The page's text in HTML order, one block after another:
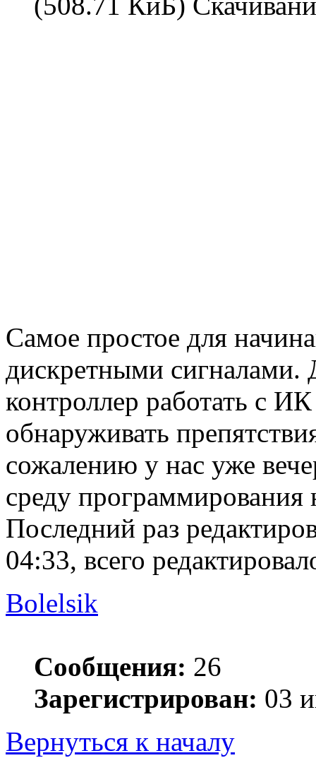
Самое простое для
дискретными сигналами.
контроллер работать с
обнаруживать
сожалению у нас уже
среду программирования
Последний раз
04:33, всего
Bolelsik
Сообщения: 26
Зарегистрирован: 03
Вернуться к началу